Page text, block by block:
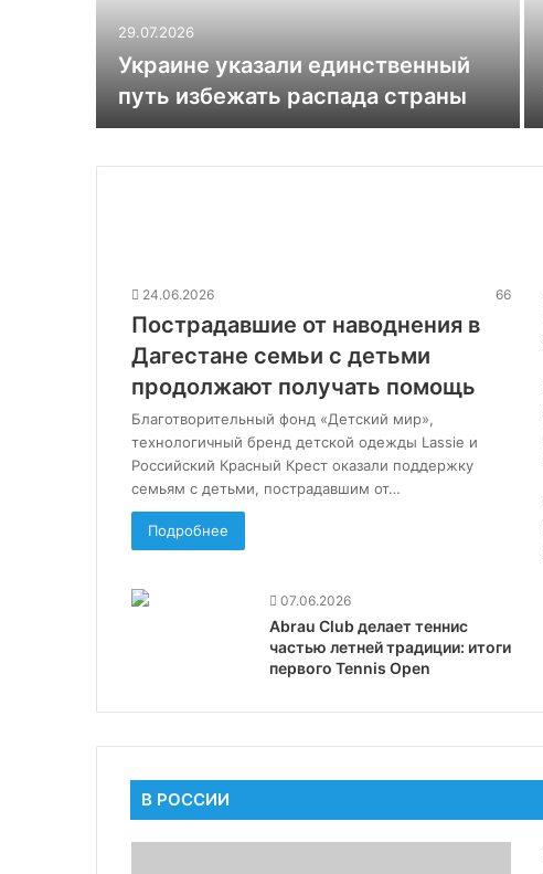
29.07.2026
Украине указали единственный
путь избежать распада страны
24.06.2026 66
Пострадавшие от наводнения в
Дагестане семьи с детьми
продолжают получать помощь
Благотворительный фонд «Детский мир»,
технологичный бренд детской одежды Lassie и
Российский Красный Крест оказали поддержку
семьям с детьми, пострадавшим от…
Подробнее
07.06.2026
Abrau Club делает теннис
частью летней традиции: итоги
первого Tennis Open
В РОССИИ